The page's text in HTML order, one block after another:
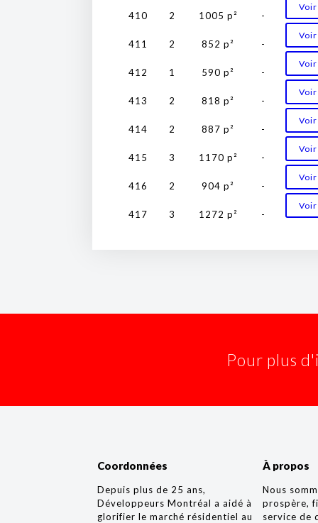
410 2 1005 p² -
411 2 852 p² -
412 1 590 p² -
413 2 818 p² -
414 2 887 p² -
415 3 1170 p² -
416 2 904 p² -
417 3 1272 p² -
Pour plus
Coordonnées
Depuis plus de 25 ans,
Développeurs Montréal a aidé à
glorifier le marché résidentiel au
À propos
Nous
prospère,
service de